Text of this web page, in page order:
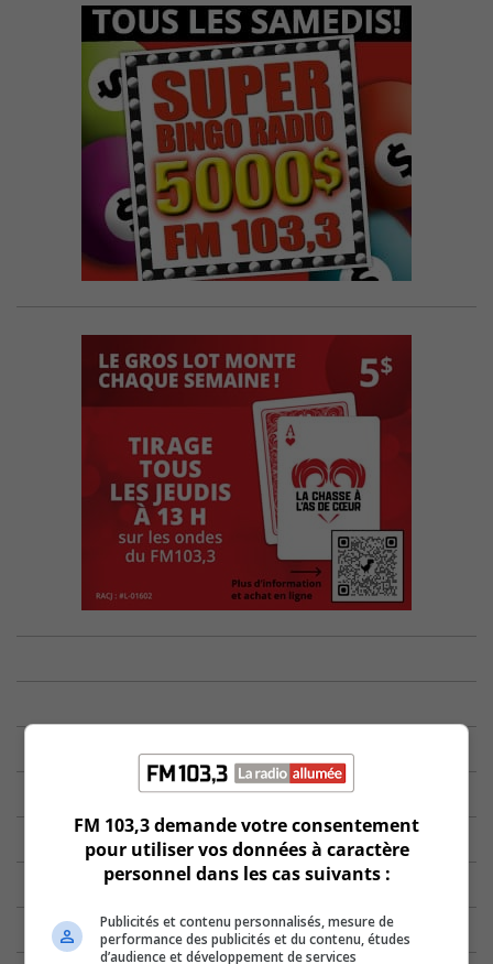
FM 103,3 demande votre consentement
pour utiliser vos données à caractère
personnel dans les cas suivants :
Publicités et contenu personnalisés, mesure de
performance des publicités et du contenu, études
d’audience et développement de services